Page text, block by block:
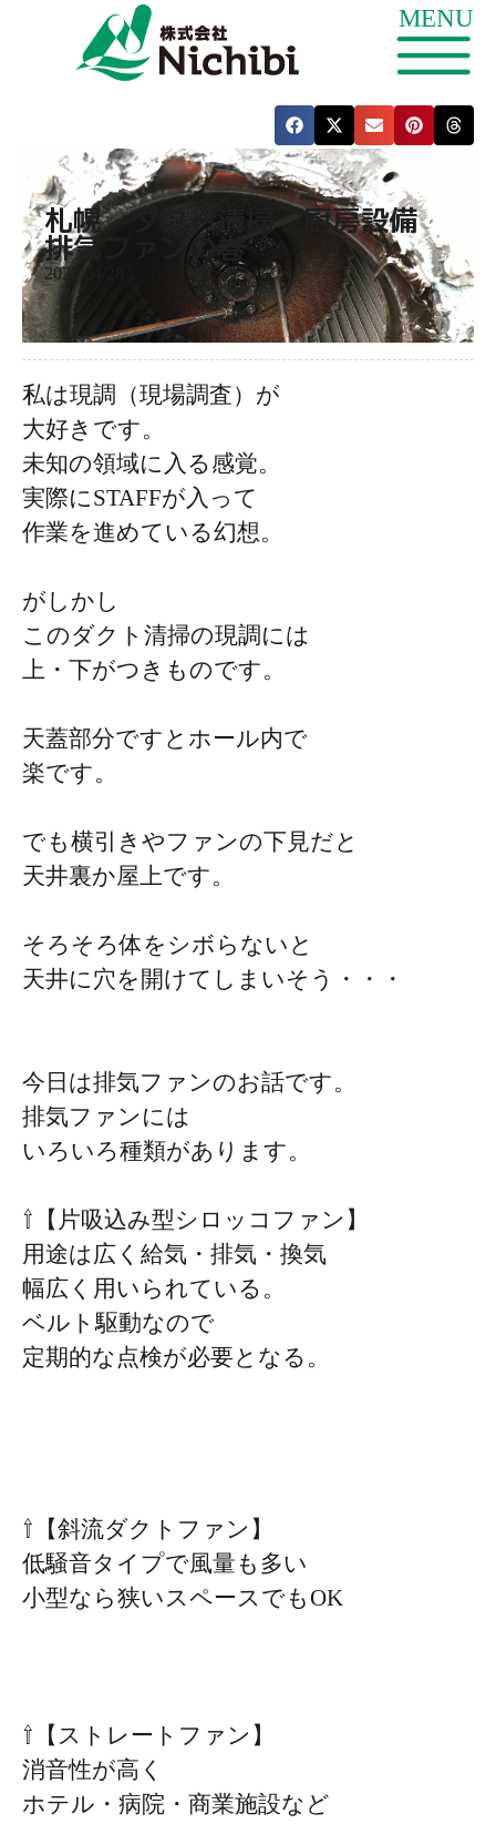
札幌 ダクト清掃 厨房設備
排気ファンの巻
2020/04/28
私は現調（現場調査）が
大好きです。
未知の領域に入る感覚。
実際にSTAFFが入って
作業を進めている幻想。
がしかし
このダクト清掃の現調には
上・下がつきものです。
天蓋部分ですとホール内で
楽です。
でも横引きやファンの下見だと
天井裏か屋上です。
そろそろ体をシボらないと
天井に穴を開けてしまいそう・・・
今日は排気ファンのお話です。
排気ファンには
いろいろ種類があります。
⇧【片吸込み型シロッコファン】
用途は広く給気・排気・換気
幅広く用いられている。
ベルト駆動なので
定期的な点検が必要となる。
⇧【斜流ダクトファン】
低騒音タイプで風量も多い
小型なら狭いスペースでもOK
⇧【ストレートファン】
消音性が高く
ホテル・病院・商業施設など